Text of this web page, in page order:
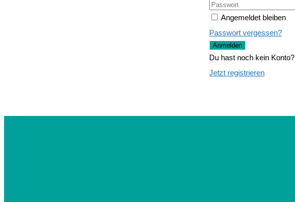
Angemeldet bleiben
Passwort vergessen?
Anmelden
Du hast noch kein Konto?
Jetzt registrieren